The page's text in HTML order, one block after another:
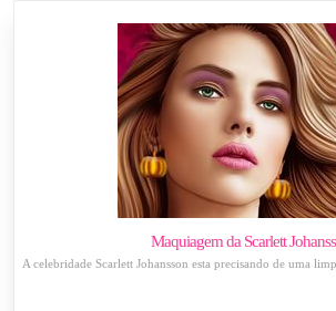
Maquiagem da Scarlett
A celebridade Scarlett Johansson esta precisando de uma